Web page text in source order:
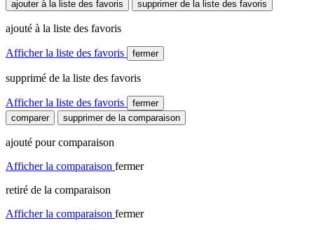
ajouter à la liste des favoris supprimer de la liste des favoris
ajouté à la liste des favoris
Afficher la liste des favoris fermer
supprimé de la liste des favoris
Afficher la liste des favoris
fermer
comparer
supprimer de la comparaison
ajouté pour comparaison
Afficher la comparaison fermer
retiré de la comparaison
Afficher la comparaison fermer